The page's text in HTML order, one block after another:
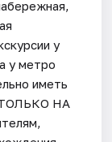
у
у метро
иметь
НА